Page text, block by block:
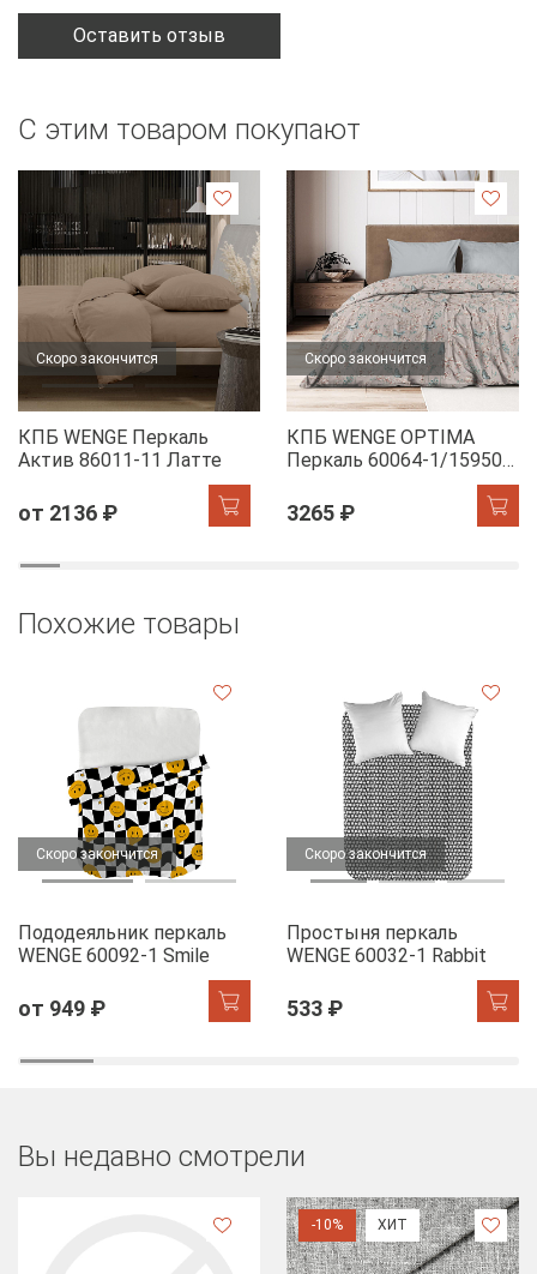
Оставить отзыв
С этим товаром покупают
Скоро закончится
КПБ WENGE Перкаль
Актив 86011-11 Латте
от 2136 ₽
Скоро закончится
КПБ WENGE OPTIMA
Перкаль 60064-1/15950-
3265 ₽
Похожие товары
Скоро закончится
Пододеяльник перкаль
WENGE 60092-1 Smile
от 949 ₽
Скоро закончится
Простыня перкаль
WENGE 60032-1 Rabbit
533 ₽
Вы недавно смотрели
-10% ХИТ